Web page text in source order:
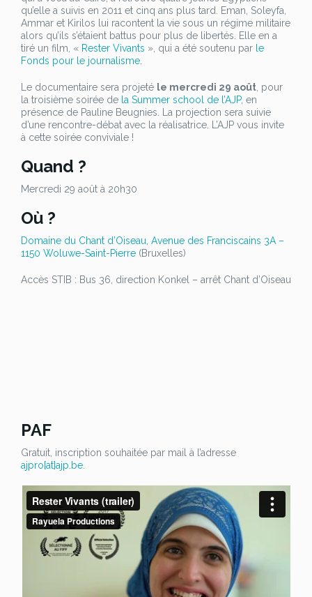
du
film
«
Rester
Vivants
Pauline
Beugnies
qu’elle a suivis en 2011 et cinq ans plus tard. Eman, Soleyfa,
Ammar et Kirilos lui racontent la vie sous un régime militaire
alors qu’ils s’étaient battus pour plus de libertés. Elle en a
tiré un film, « Rester Vivants », qui a été soutenu par le
Fonds pour le journalisme
Le documentaire sera projeté le mercredi 29 août , pour
la troisième soirée de la Summer school de l’AJP, en
présence de Pauline Beugnies. La projection sera suivie
d’une rencontre-débat avec la réalisatrice. L’AJP vous invite
à cette soirée conviviale !
Quand ?
Mercredi 29 août à 20h30
Où ?
Domaine du Chant d’Oiseau, Avenue des Franciscains 3A –
1150 Woluwe-Saint-Pierre (Bruxelles)
Accès STIB : Bus 36, direction Konkel – arrêt Chant d’Oiseau
PAF
Gratuit, inscription souhaitée par mail à l’adresse
ajpro[at]ajp.be